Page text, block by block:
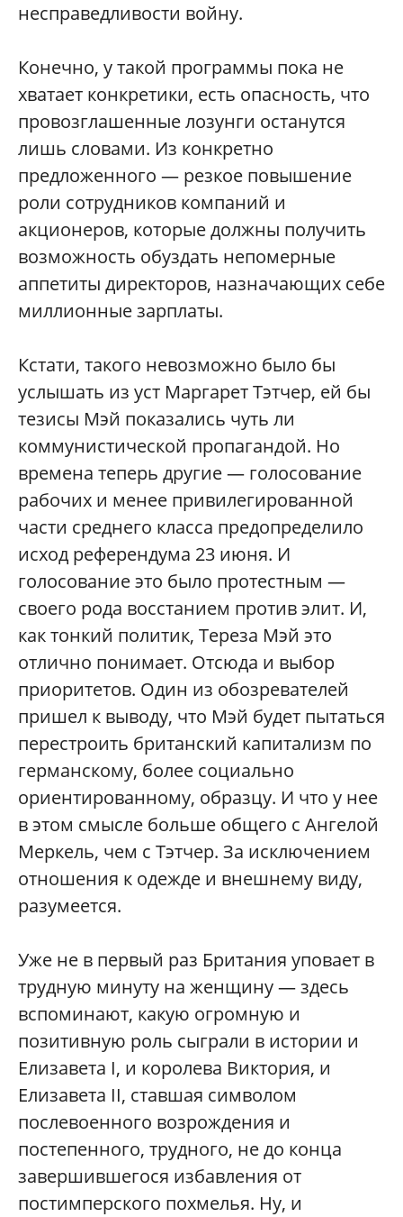
несправедливости войну.
Конечно, у такой программы пока не
хватает конкретики, есть опасность, что
провозглашенные лозунги останутся
лишь словами. Из конкретно
предложенного — резкое повышение
роли сотрудников компаний и
акционеров, которые должны получить
возможность обуздать непомерные
аппетиты директоров, назначающих себе
миллионные зарплаты.
Кстати, такого невозможно было бы
услышать из уст Маргарет Тэтчер, ей бы
тезисы Мэй показались чуть ли
коммунистической пропагандой. Но
времена теперь другие — голосование
рабочих и менее привилегированной
части среднего класса предопределило
исход референдума 23 июня. И
голосование это было протестным —
своего рода восстанием против элит. И,
как тонкий политик, Тереза Мэй это
отлично понимает. Отсюда и выбор
приоритетов. Один из обозревателей
пришел к выводу, что Мэй будет пытаться
перестроить британский капитализм по
германскому, более социально
ориентированному, образцу. И что у нее
в этом смысле больше общего с Ангелой
Меркель, чем с Тэтчер. За исключением
отношения к одежде и внешнему виду,
разумеется.
Уже не в первый раз Британия уповает в
трудную минуту на женщину — здесь
вспоминают, какую огромную и
позитивную роль сыграли в истории и
Елизавета I, и королева Виктория, и
Елизавета II, ставшая символом
послевоенного возрождения и
постепенного, трудного, не до конца
завершившегося избавления от
постимперского похмелья. Ну, и